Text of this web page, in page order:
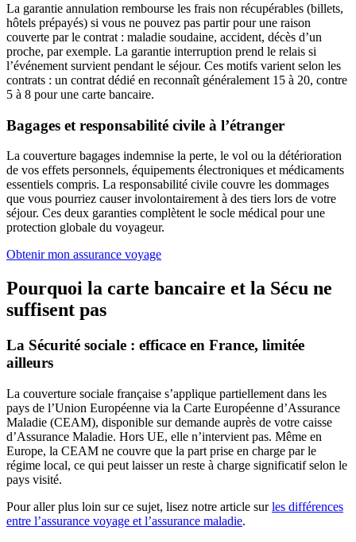
La garantie annulation rembourse les frais non récupérables (billets,
hôtels prépayés) si vous ne pouvez pas partir pour une raison
couverte par le contrat : maladie soudaine, accident, décès d’un
proche, par exemple. La garantie interruption prend le relais si
l’événement survient pendant le séjour. Ces motifs varient selon les
contrats : un contrat dédié en reconnaît généralement 15 à 20, contre
5 à 8 pour une carte bancaire.
Bagages et responsabilité civile à l’étranger
La couverture bagages indemnise la perte, le vol ou la détérioration
de vos effets personnels, équipements électroniques et médicaments
essentiels compris. La responsabilité civile couvre les dommages
que vous pourriez causer involontairement à des tiers lors de votre
séjour. Ces deux garanties complètent le socle médical pour une
protection globale du voyageur.
Obtenir mon assurance voyage
Pourquoi la carte bancaire et la Sécu ne
suffisent pas
La Sécurité sociale : efficace en France, limitée
ailleurs
La couverture sociale française s’applique partiellement dans les
pays de l’Union Européenne via la Carte Européenne d’Assurance
Maladie (CEAM), disponible sur demande auprès de votre caisse
d’Assurance Maladie. Hors UE, elle n’intervient pas. Même en
Europe, la CEAM ne couvre que la part prise en charge par le
régime local, ce qui peut laisser un reste à charge significatif selon le
pays visité.
Pour aller plus loin sur ce sujet, lisez notre article surles différences
entre l’assurance voyage et l’assurance maladie.